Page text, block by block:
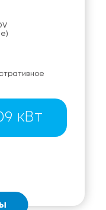
кВт